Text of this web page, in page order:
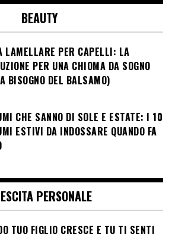
BEAUTY
LAMELLARE PER CAPELLI: LA
PER UNA CHIOMA DA SOGNO
BISOGNO DEL BALSAMO)
CHE SANNO DI SOLE E ESTATE: I 10
ESTIVI DA INDOSSARE QUANDO FA
PERSONALE
TUO FIGLIO CRESCE E TU TI SENTI